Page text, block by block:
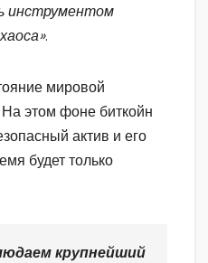
инструментом
.
мировой
этом фоне биткойн
актив и его
будет только
крупнейший